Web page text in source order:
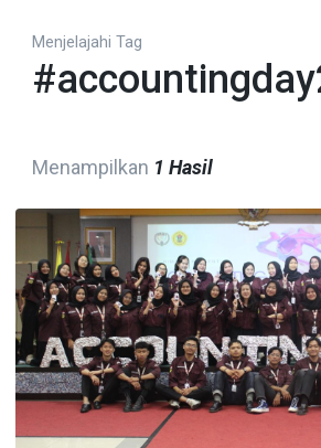
Menjelajahi Tag
Menampilkan 1 Hasil